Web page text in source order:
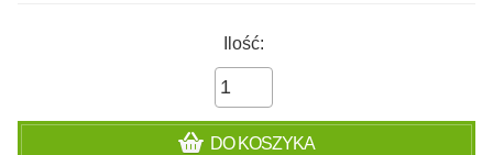
Ilość:
DO KOSZYKA